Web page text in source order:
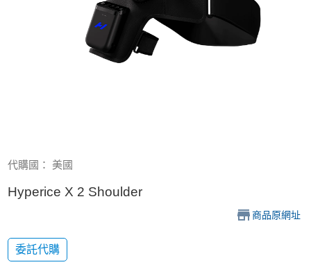
代購國： 美國
Hyperice X 2 Shoulder
商品原網址
委託代購